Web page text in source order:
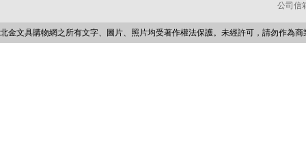
公司信
北金文具購物網之所有文字、圖片、照片均受著作權法保護。未經許可，請勿作為商